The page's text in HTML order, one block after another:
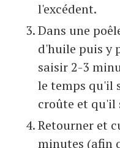
l'excédent.
Dans une
d'huile puis y
saisir 2-3
le temps qu'il
croûte et qu'il
Retourner et
minutes (afin